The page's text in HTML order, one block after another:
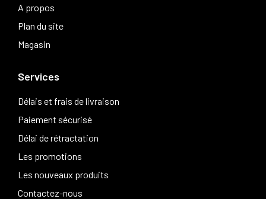
A propos
Plan du site
Magasin
Services
Délais et frais de livraison
Paiement sécurisé
Délai de rétractation
Les promotions
Les nouveaux produits
Contactez-nous